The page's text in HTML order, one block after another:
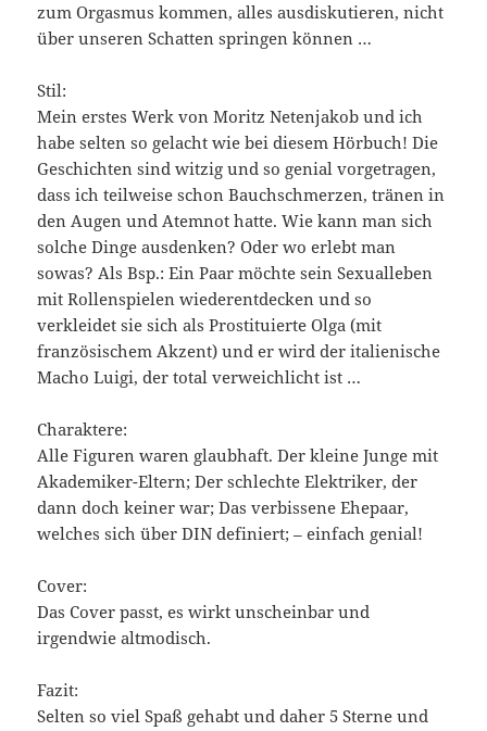
zum Orgasmus kommen, alles ausdiskutieren, nicht
über unseren Schatten springen können …
Stil:
Mein erstes Werk von Moritz Netenjakob und ich
habe selten so gelacht wie bei diesem Hörbuch! Die
Geschichten sind witzig und so genial vorgetragen,
dass ich teilweise schon Bauchschmerzen, tränen in
den Augen und Atemnot hatte. Wie kann man sich
solche Dinge ausdenken? Oder wo erlebt man
sowas? Als Bsp.: Ein Paar möchte sein Sexualleben
mit Rollenspielen wiederentdecken und so
verkleidet sie sich als Prostituierte Olga (mit
französischem Akzent) und er wird der italienische
Macho Luigi, der total verweichlicht ist …
Charaktere:
Alle Figuren waren glaubhaft. Der kleine Junge mit
Akademiker-Eltern; Der schlechte Elektriker, der
dann doch keiner war; Das verbissene Ehepaar,
welches sich über DIN definiert; – einfach genial!
Cover:
Das Cover passt, es wirkt unscheinbar und
irgendwie altmodisch.
Fazit:
Selten so viel Spaß gehabt und daher 5 Sterne und